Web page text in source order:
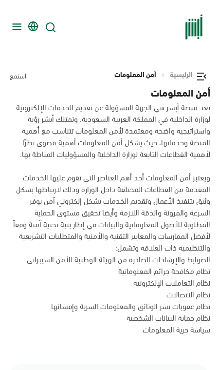
الرئيسية أمن المعلومات استمع
أمن المعلومات
تعد منصة أبشر هي الجهة المسؤولة عن تقديم الخدمات الإلكترونية
لوزارة الداخلية في المملكة العربية السعودية. وتمتلك أبشر رؤية
واستراتيجية واضحة ومعتمدة لأمن المعلومات تتناسب مع أهمية
المنصة وخدماتها، حيث يشكل أمن المعلومات أهمية قصوى نظرًا
لأهمية القطاعات التابعة لوزارة الداخلية والمسؤوليات المناطة بها.
ويعتبر أمن المعلومات أحد أهم العناصر التي تقوم عليها الخدمات
المقدمة من القطاعات المختلفة داخل الوزارة وذلك لارتباطها بشكل
وثيق بتنفيذ الأعمال وتقديم الخدمات بشكل إلكتروني آمن يوفر
السرعة والمرونة والدقة اللازمة وأيضا تحقيق مستوى الحماية
المطلوبة للأصول المعلوماتية والبيانات في إطار بنية تحتية آمنة وفقاً
لأفضل الممارسات والمعايير التقنية والأمنية والمتطلبات التشريعية
والتنظيمية ذات العلاقة وتشمل:
الضوابط والإرشادات الصادرة من الهيئة الوطنية للأمن السيبراني
نظام مكافحة جرائم المعلوماتية
نظام التعاملات الإلكترونية
نظام الاتصالات
نظام عقوبات نشر الوثائق والمعلومات السرية وإفشائها
نظام حماية البيانات الشخصية
سياسة حرية المعلومات